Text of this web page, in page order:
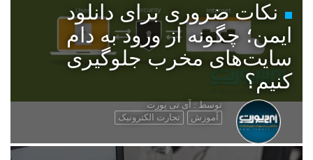
نکات ضروری برای دانلود
ایمن؛ چگونه از ورود به دام
سایت‌های مخرب جلوگیری
کنیم؟
توسط : آی تی پورت
آموزش
تجارت الکترونیک